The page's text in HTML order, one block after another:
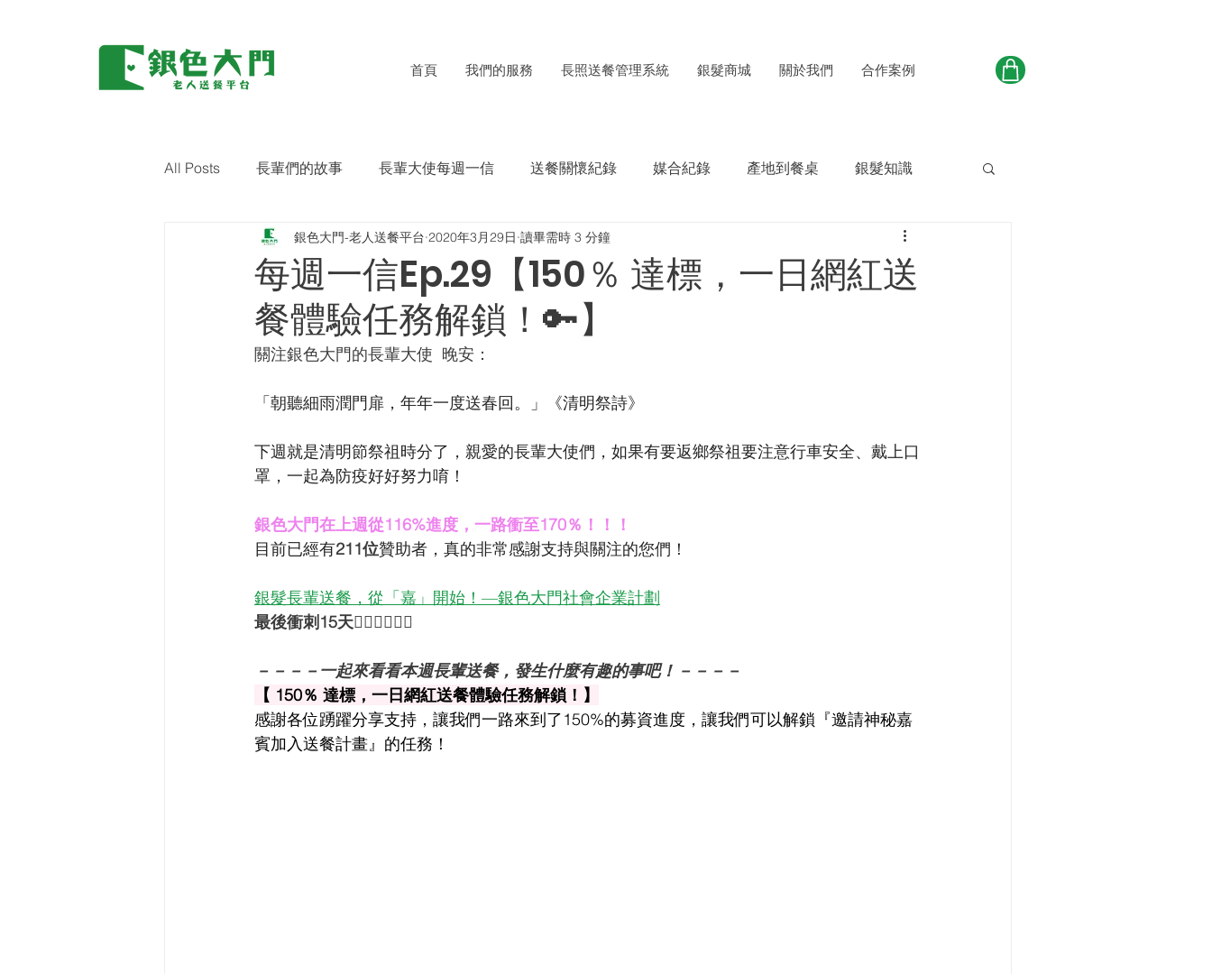
首頁 我們的服務 長照送餐管理系統 銀髮商城 關於我們 合作案例
All Posts 長輩們的故事 長輩大使每週一信 送餐關懷紀錄 媒合紀錄 產地到餐桌 銀髮知識
環保｜零廢棄 藝術關懷 每月食材捐贈電子報 ESG成果紀錄
每週一信Ep.29【150％ 達標，一日網紅送
餐體驗任務解鎖！🔑】
銀色大門-老人送餐平台 2020年3月29日 讀畢需時 3 分鐘
關注銀色大門的長輩大使  晚安：
「朝聽細雨潤門扉，年年一度送春回。」《清明祭詩》
下週就是清明節祭祖時分了，親愛的長輩大使們，如果有要返鄉祭祖要注意行車安全、戴上口
罩，一起為防疫好好努力唷！
銀色大門在上週從116%進度，一路衝至170％！！！
目前已經有211位贊助者，真的非常感謝支持與關注的您們！
銀髮長輩送餐，從「嘉」開始！—銀色大門社會企業計劃
最後衝刺15天🏃‍♀🏃‍♀🏃‍♀
－－－－一起來看看本週長輩送餐，發生什麼有趣的事吧！－－－－
【 150％ 達標，一日網紅送餐體驗任務解鎖！】
感謝各位踴躍分享支持，讓我們一路來到了150%的募資進度，讓我們可以解鎖『邀請神秘嘉
賓加入送餐計畫』的任務！